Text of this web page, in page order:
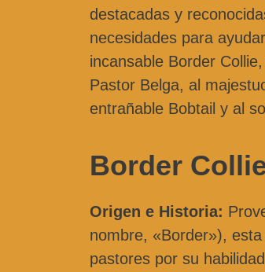
destacadas y
necesidades para
incansable Border
Pastor Belga, al
entrañable Bobtail y al
Border
Origen e Historia:
nombre, «Border»),
pastores por su